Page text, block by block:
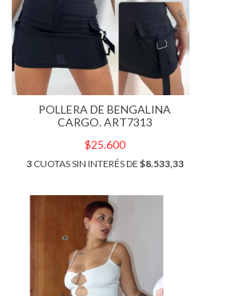
POLLERA DE BENGALINA
CARGO. ART7313
$25.600
3CUOTAS SIN INTERÉS DE $8.533,33